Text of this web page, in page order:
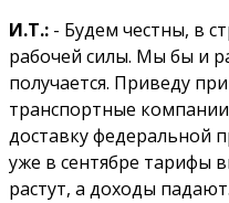
И.Т.: - Будем честны, в
рабочей силы. Мы бы и
получается. Приведу
транспортные
доставку федеральной
уже в сентябре тарифы
растут, а доходы падают.